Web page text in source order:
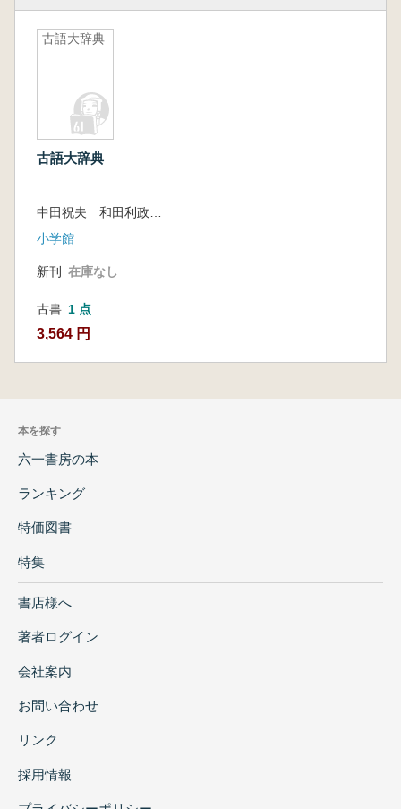
古語大辞典
古語大辞典
小学館
新刊 在庫なし
古書 1 点
3,564 円
本を探す
六一書房の本
ランキング
特価図書
特集
書店様へ
著者ログイン
会社案内
お問い合わせ
リンク
採用情報